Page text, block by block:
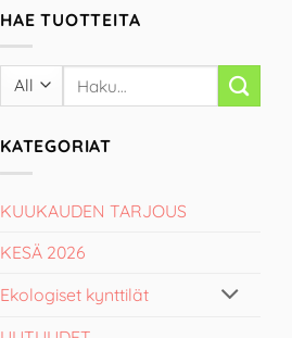
HAE TUOTTEITA
KATEGORIAT
KUUKAUDEN TARJOUS
KESÄ 2026
Ekologiset kynttilät